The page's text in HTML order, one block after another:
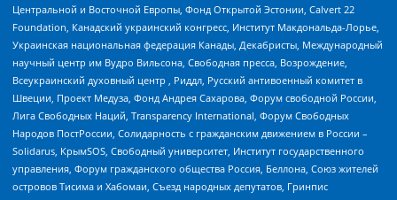
Центральной и Восточной Европы, Фонд Открытой Эстонии, Calvert 22
Foundation, Канадский украинский конгресс, Институт Макдональда-Лорье,
Украинская национальная федерация Канады, Декабристы, Международный
научный центр им Вудро Вильсона, Свободная пресса, Возрождение,
Всеукраинский духовный центр , Риддл, Русский антивоенный комитет в
Швеции, Проект Медуза, Фонд Андрея Сахарова, Форум свободной России,
Лига Свободных Наций, Transparеncy International, Форум Свободных
Народов ПостРоссии, Солидарность с гражданским движением в России –
Solidarus, КрымSOS, Свободный университет, Институт государственного
управления, Форум гражданского общества Россия, Беллона, Союз жителей
островов Тисима и Хабомаи, Съезд народных депутатов, Гринпис